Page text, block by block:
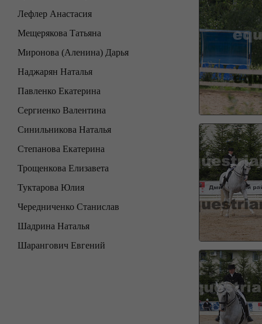
Лефлер Анастасия
Мещерякова Татьяна
Миронова (Аленина) Дарья
Наджарян Наталья
Павленко Екатерина
Сергиенко Валентина
Синильникова Наталья
Степанова Екатерина
Трощенкова Елизавета
Туктарова Юлия
Чередниченко Станислав
Шадрина Наталья
Шарангович Евгений